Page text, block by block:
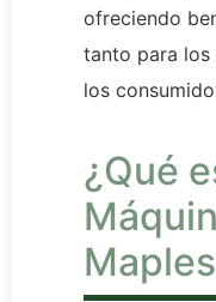
ofreciendo
tanto para
los
¿Qué